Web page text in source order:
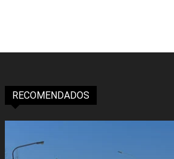
RECOMENDADOS